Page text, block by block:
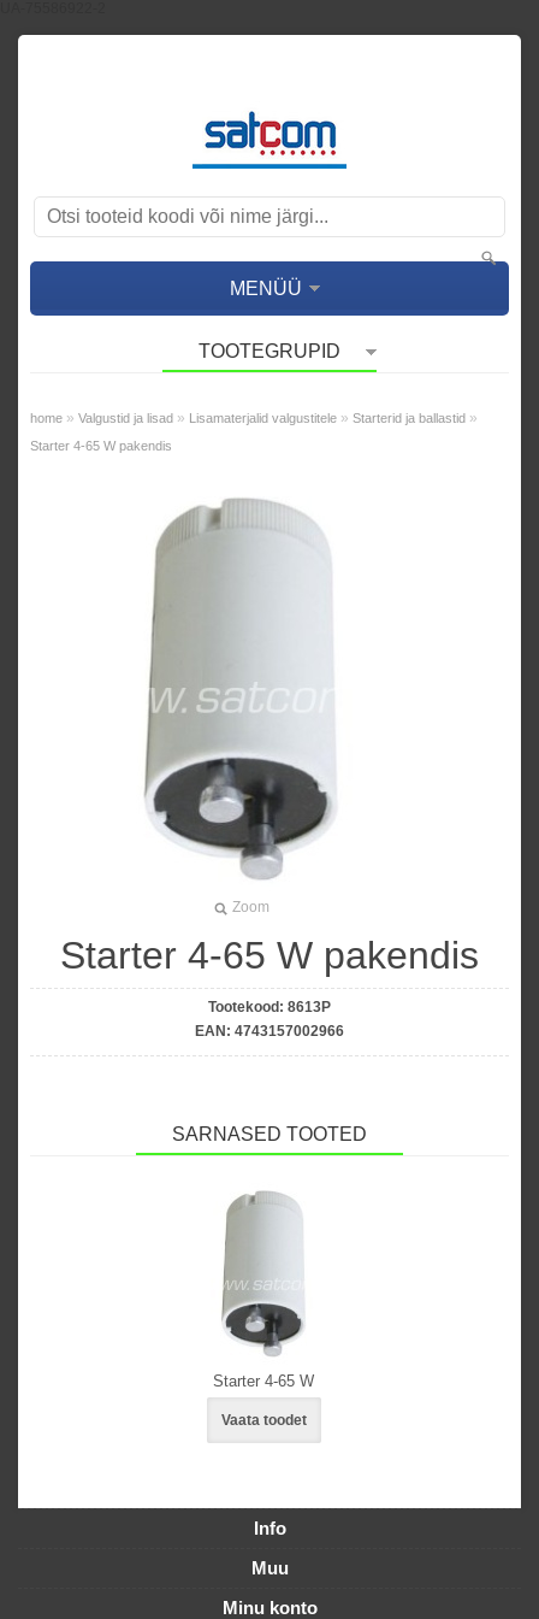
MENÜÜ
TOOTEGRUPID
home » Valgustid ja lisad » Lisamaterjalid valgustitele » Starterid ja ballastid »
Starter 4-65 W pakendis
Zoom
Starter 4-65 W pakendis
Tootekood: 8613P
EAN: 4743157002966
SARNASED TOOTED
Starter 4-65 W
Vaata toodet
Info
Muu
Minu konto